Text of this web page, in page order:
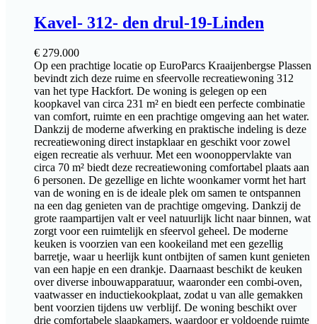
Kavel- 312- den drul-19-Linden
€ 279.000
Op een prachtige locatie op EuroParcs Kraaijenbergse Plassen
bevindt zich deze ruime en sfeervolle recreatiewoning 312
van het type Hackfort. De woning is gelegen op een
koopkavel van circa 231 m² en biedt een perfecte combinatie
van comfort, ruimte en een prachtige omgeving aan het water.
Dankzij de moderne afwerking en praktische indeling is deze
recreatiewoning direct instapklaar en geschikt voor zowel
eigen recreatie als verhuur. Met een woonoppervlakte van
circa 70 m² biedt deze recreatiewoning comfortabel plaats aan
6 personen. De gezellige en lichte woonkamer vormt het hart
van de woning en is de ideale plek om samen te ontspannen
na een dag genieten van de prachtige omgeving. Dankzij de
grote raampartijen valt er veel natuurlijk licht naar binnen, wat
zorgt voor een ruimtelijk en sfeervol geheel. De moderne
keuken is voorzien van een kookeiland met een gezellig
barretje, waar u heerlijk kunt ontbijten of samen kunt genieten
van een hapje en een drankje. Daarnaast beschikt de keuken
over diverse inbouwapparatuur, waaronder een combi-oven,
vaatwasser en inductiekookplaat, zodat u van alle gemakken
bent voorzien tijdens uw verblijf. De woning beschikt over
drie comfortabele slaapkamers, waardoor er voldoende ruimte